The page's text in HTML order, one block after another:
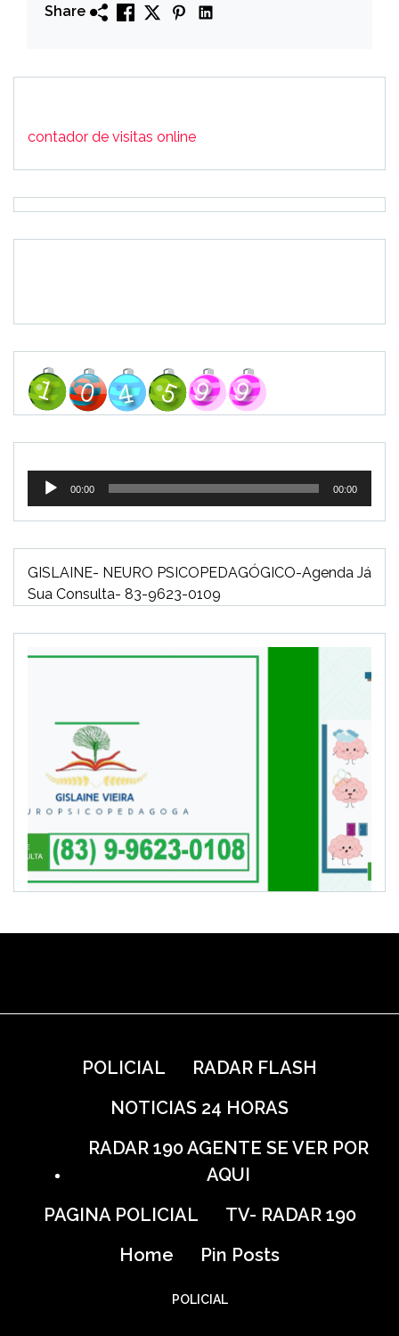
Share
contador de visitas online
Tocador
áudio
00:00 00:00
GISLAINE- NEURO PSICOPEDAGÓGICO-Agenda Já
Sua Consulta- 83-9623-0109
POLICIAL
RADAR FLASH
NOTICIAS 24 HORAS
RADAR 190 AGENTE SE VER POR
AQUI
PAGINA POLICIAL
TV- RADAR 190
Home
Pin Posts
POLICIAL